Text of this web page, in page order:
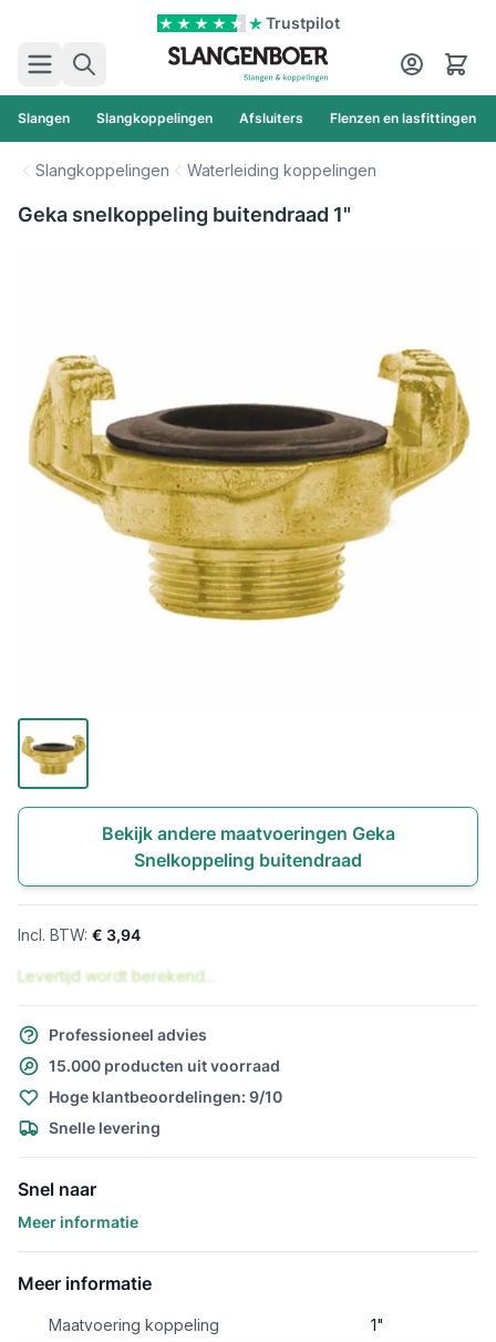
Trustpilot
Zoek
Cart
Slangen Slangkoppelingen Afsluiters Flenzen en lasfittingen
Slangkoppelingen Waterleiding koppelingen
Geka snelkoppeling buitendraad 1"
Bekijk andere maatvoeringen Geka
Snelkoppeling buitendraad
€ 3,94
Levertijd wordt berekend...
Professioneel advies
15.000 producten uit voorraad
Hoge klantbeoordelingen: 9/10
Snelle levering
Snel naar
Meer informatie
Meer informatie
Maatvoering koppeling 1"